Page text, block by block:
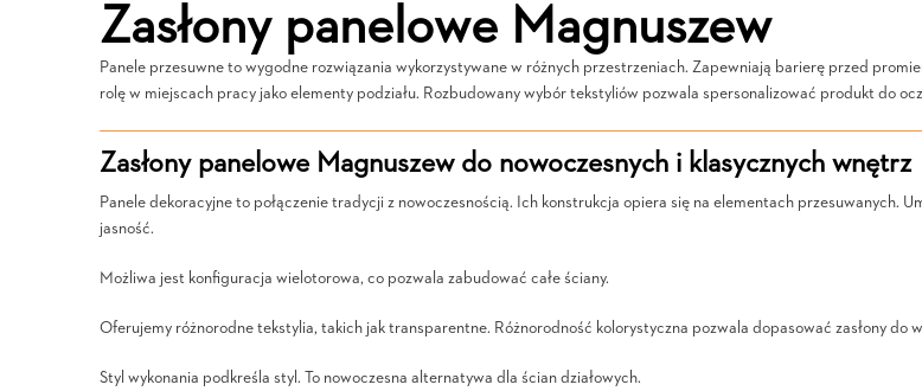
Zasłony panelowe Magnuszew
Panele przesuwne to wygodne rozwiązania wykorzystywane w różnych przestrzeniach. Zapewniają barierę przed
rolę w miejscach pracy jako elementy podziału. Rozbudowany wybór tekstyliów pozwala spersonalizować produkt do
Zasłony panelowe Magnuszew do nowoczesnych i klasycznych wnętrz
Panele dekoracyjne to połączenie tradycji z nowoczesnością. Ich konstrukcja opiera się na elementach przesuwanych.
jasność.
Możliwa jest konfiguracja wielotorowa, co pozwala zabudować całe ściany.
Oferujemy różnorodne tekstylia, takich jak transparentne. Różnorodność kolorystyczna pozwala dopasować zasłony do
Styl wykonania podkreśla styl. To nowoczesna alternatywa dla ścian działowych.